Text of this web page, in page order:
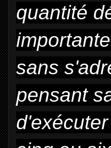
quantité
sans
pensant